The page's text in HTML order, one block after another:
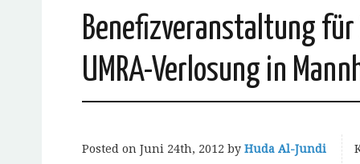
Benefizveranstaltung für
UMRA-Verlosung‏
Posted on Juni 24th, 2012 by Huda Al-Jundi